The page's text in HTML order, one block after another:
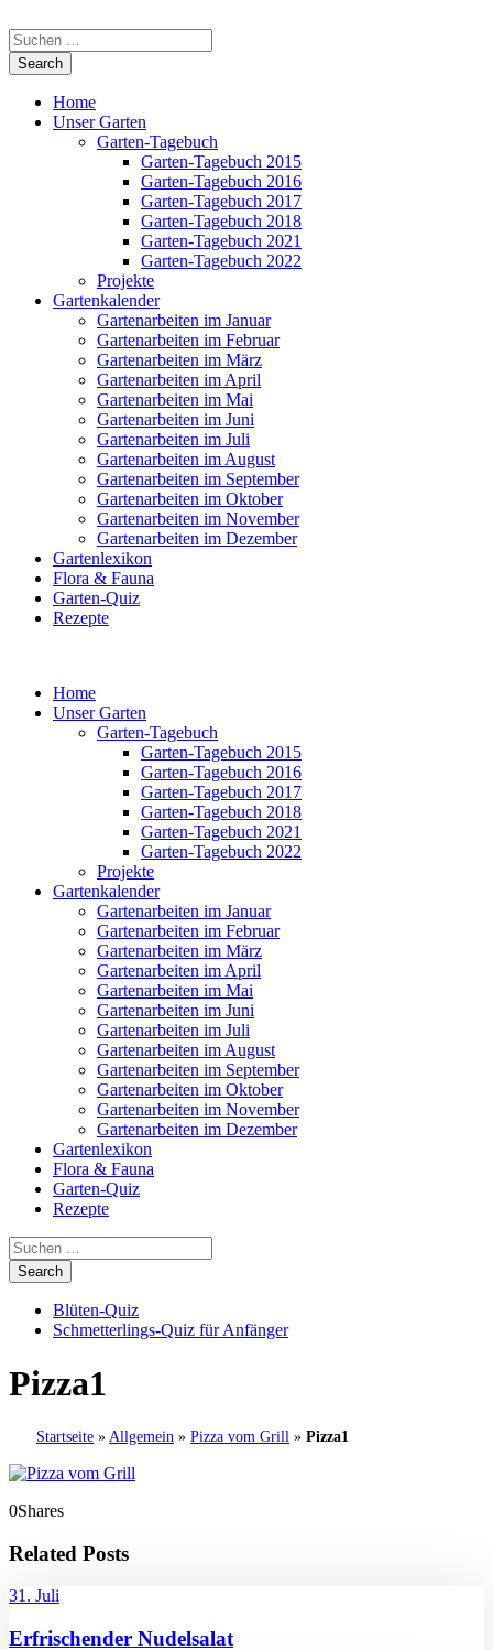
Home
Unser Garten
Garten-Tagebuch
Garten-Tagebuch 2015
Garten-Tagebuch 2016
Garten-Tagebuch 2017
Garten-Tagebuch 2018
Garten-Tagebuch 2021
Garten-Tagebuch 2022
Projekte
Gartenkalender
Gartenarbeiten im Januar
Gartenarbeiten im Februar
Gartenarbeiten im März
Gartenarbeiten im April
Gartenarbeiten im Mai
Gartenarbeiten im Juni
Gartenarbeiten im Juli
Gartenarbeiten im August
Gartenarbeiten im September
Gartenarbeiten im Oktober
Gartenarbeiten im November
Gartenarbeiten im Dezember
Gartenlexikon
Flora & Fauna
Garten-Quiz
Rezepte
Home
Unser Garten
Garten-Tagebuch
Garten-Tagebuch 2015
Garten-Tagebuch 2016
Garten-Tagebuch 2017
Garten-Tagebuch 2018
Garten-Tagebuch 2021
Garten-Tagebuch 2022
Projekte
Gartenkalender
Gartenarbeiten im Januar
Gartenarbeiten im Februar
Gartenarbeiten im März
Gartenarbeiten im April
Gartenarbeiten im Mai
Gartenarbeiten im Juni
Gartenarbeiten im Juli
Gartenarbeiten im August
Gartenarbeiten im September
Gartenarbeiten im Oktober
Gartenarbeiten im November
Gartenarbeiten im Dezember
Gartenlexikon
Flora & Fauna
Garten-Quiz
Rezepte
Blüten-Quiz
Schmetterlings-Quiz für Anfänger
Pizza1
Startseite » Allgemein » Pizza vom Grill » Pizza1
0Shares
Related Posts
31. Juli
Erfrischender Nudelsalat